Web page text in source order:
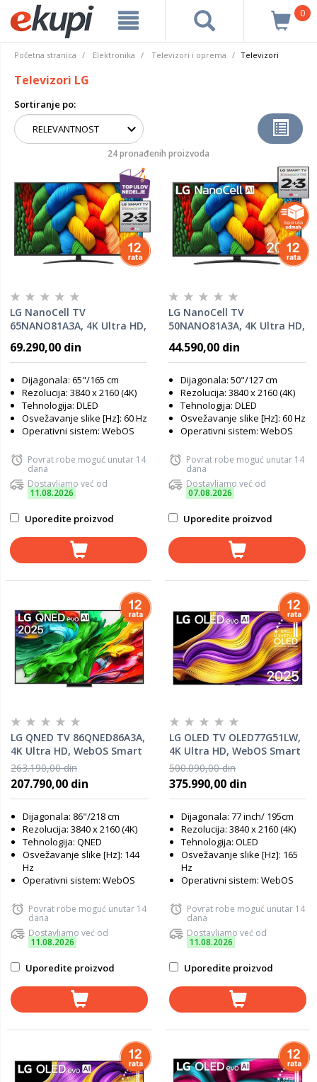
0
Početna stranica Elektronika Televizori i oprema Televizori
Televizori LG
Sortiranje po:
24 pronađenih proizvoda
LG NanoCell TV
65NANO81A3A, 4K Ultra HD,
α7 AI Processor 4K Gen8,
Magic Remote
69.290,00 din
Dijagonala: 65"/165 cm
Rezolucija: 3840 x 2160 (4K)
Tehnologija: DLED
Osvežavanje slike [Hz]: 60 Hz
Operativni sistem: WebOS
Povrat robe moguć unutar 14
dana
Dostavljamo već od
11.08.2026
Uporedite proizvod
LG NanoCell TV
50NANO81A3A, 4K Ultra HD,
α7 AI Processor 4K Gen8,
Magic Remote
44.590,00 din
Dijagonala: 50"/127 cm
Rezolucija: 3840 x 2160 (4K)
Tehnologija: DLED
Osvežavanje slike [Hz]: 60 Hz
Operativni sistem: WebOS
Povrat robe moguć unutar 14
dana
Dostavljamo već od
07.08.2026
Uporedite proizvod
LG QNED TV 86QNED86A3A,
4K Ultra HD, WebOS Smart
TV, α8 AI Processor 4K
Gen2, α8 AI Super Upscaling
4K, AI Chatbot, Google Cast
263.190,00 din
207.790,00 din
Dijagonala: 86"/218 cm
Rezolucija: 3840 x 2160 (4K)
Tehnologija: QNED
Osvežavanje slike [Hz]: 144
Hz
Operativni sistem: WebOS
Povrat robe moguć unutar 14
dana
Dostavljamo već od
11.08.2026
Uporedite proizvod
LG OLED TV OLED77G51LW,
4K Ultra HD, WebOS Smart
TV, α11 AI Processor 4K
Gen2, FILMMAKER MODE™,
α11 AI Super Upscaling 4K,
500.090,00 din
375.990,00 din
Dijagonala: 77 inch/ 195cm
Rezolucija: 3840 x 2160 (4K)
Tehnologija: OLED
Osvežavanje slike [Hz]: 165
Hz
Operativni sistem: WebOS
Povrat robe moguć unutar 14
dana
Dostavljamo već od
11.08.2026
Uporedite proizvod